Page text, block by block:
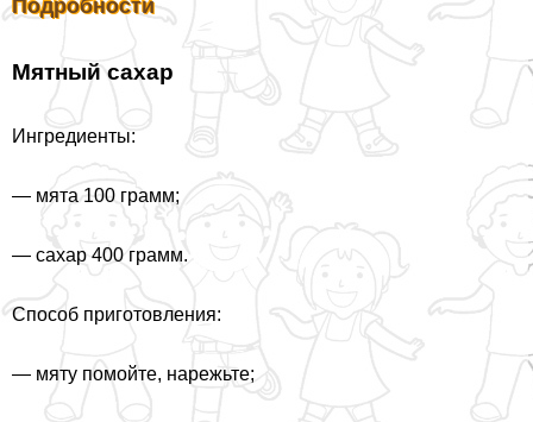
Подробности
Мятный сахар
Ингредиенты:
— мята 100 грамм;
— сахар 400 грамм.
Способ приготовления:
— мяту помойте, нарежьте;